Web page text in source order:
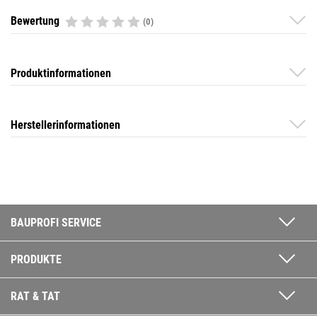
Bewertung (0)
Produktinformationen
Herstellerinformationen
BAUPROFI SERVICE
PRODUKTE
RAT & TAT